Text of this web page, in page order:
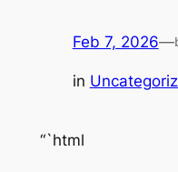
Feb 7, 2026—
in
“`html